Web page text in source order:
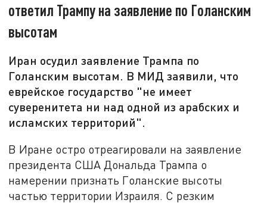
ответил Трампу на заявление по Голанским
высотам
Иран осудил заявление Трампа по
Голанским высотам. В МИД заявили, что
еврейское государство "не имеет
суверенитета ни над одной из арабских и
исламских территорий".
В Иране остро отреагировали на заявление
президента США Дональда Трампа о
намерении признать Голанские высоты
частью территории Израиля. С резким